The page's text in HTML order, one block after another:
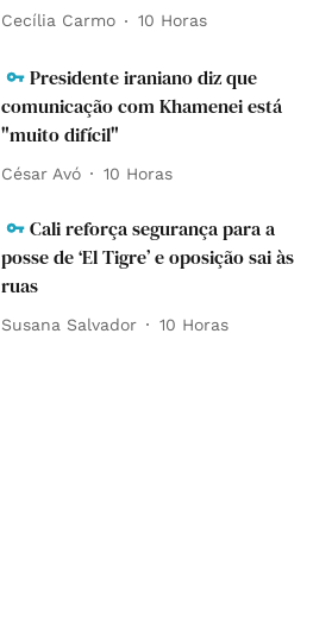
Cecília Carmo 10 Horas
Presidente iraniano diz que
comunicação com Khamenei está
"muito difícil"
César Avó 10 Horas
Cali reforça segurança para a
posse de ‘El Tigre’ e oposição sai às
ruas
Susana Salvador 10 Horas